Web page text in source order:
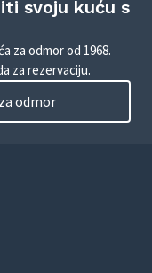
svoju kuću s
za odmor od 1968.
za rezervaciju.
odmor